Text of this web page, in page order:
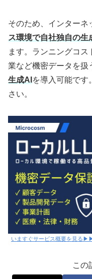
そのため、インターネ
ス環境で自社独自の生
ます。ランニングコ
業など機密データを扱
生成AI を導入可能です
さい。
いますぐサービス概要を見る
この